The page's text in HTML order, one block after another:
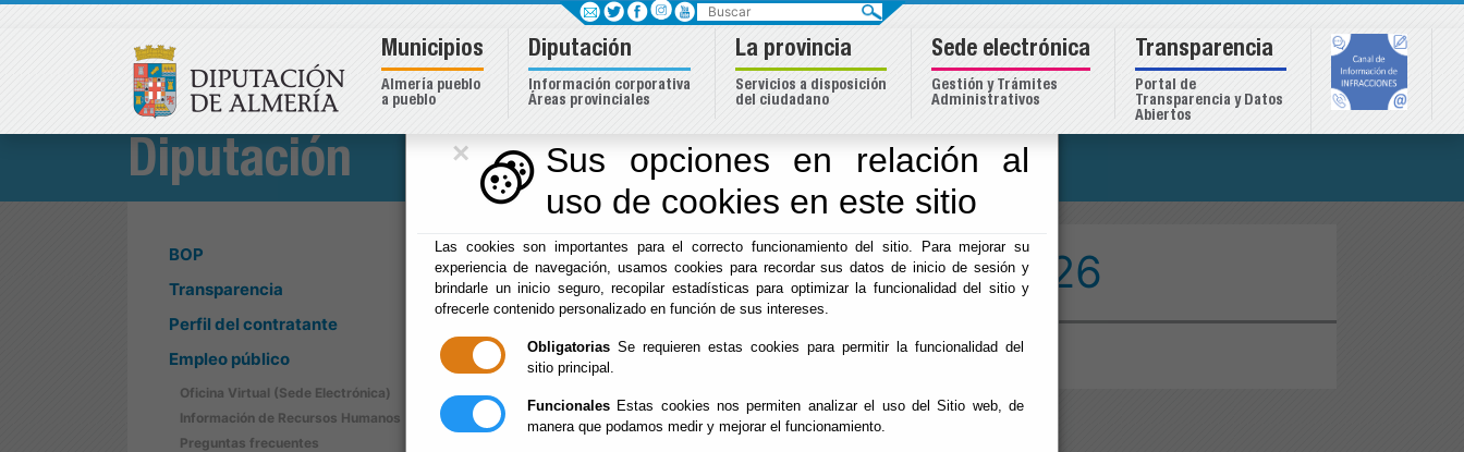
×
Sus opciones en relación al
uso de cookies en este sitio
Las cookies son importantes para el correcto funcionamiento del sitio. Para mejorar su
experiencia de navegación, usamos cookies para recordar sus datos de inicio de sesión y
brindarle un inicio seguro, recopilar estadísticas para optimizar la funcionalidad del sitio y
ofrecerle contenido personalizado en función de sus intereses.
Obligatorias Se requieren estas cookies para permitir la funcionalidad del
sitio principal.
Funcionales Estas cookies nos permiten analizar el uso del Sitio web, de
manera que podamos medir y mejorar el funcionamiento.
Diputación
BOP
Transparencia
Perfil del contratante
Empleo público
Oficina Virtual (Sede Electrónica)
Información de Recursos Humanos
Preguntas frecuentes
Inicio -Diputación - Titan Desert Almería 2026
Titan Desert Almería 2026
Buscar
Municipios
Almería pueblo
a pueblo
Diputación
Información corporativa
Áreas provinciales
La provincia
Servicios a disposición
del ciudadano
Sede electrónica
Gestión y Trámites
Administrativos
Transparencia
Portal de
Transparencia y Datos
Abiertos